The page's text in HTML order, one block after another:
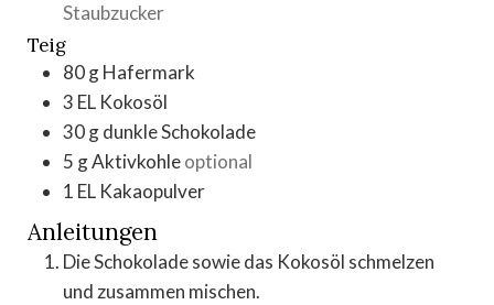
Staubzucker
Teig
80gHafermark
3 EL Kokosöl
30gdunkle Schokolade
5 gAktivkohleoptional
1 EL Kakaopulver
Anleitungen
Die Schokolade sowie das Kokosöl schmelzen
und zusammen mischen.